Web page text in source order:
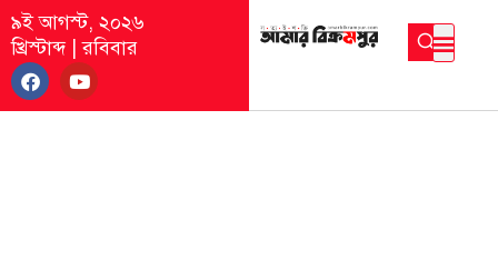
৯ই আগস্ট, ২০২৬
খ্রিস্টাব্দ|রবিবার